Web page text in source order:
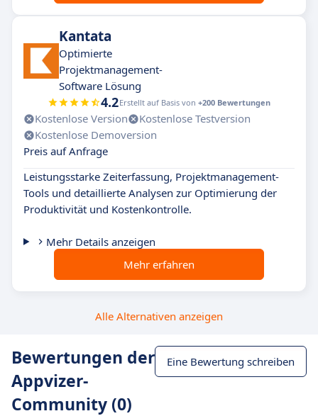
Kantata
Optimierte
Projektmanagement-
Software Lösung
4.2Erstellt auf Basis von +200 Bewertungen
Kostenlose Version
Kostenlose Testversion
Kostenlose Demoversion
Preis auf Anfrage
Leistungsstarke Zeiterfassung, Projektmanagement-
Tools und detaillierte Analysen zur Optimierung der
Produktivität und Kostenkontrolle.
Mehr Details anzeigen
Mehr erfahren
Alle Alternativen anzeigen
Bewertungen der
Appvizer-
Community (0)
Eine Bewertung schreiben